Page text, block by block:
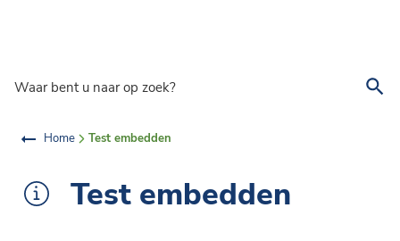
Home Test embedden
Test embedden